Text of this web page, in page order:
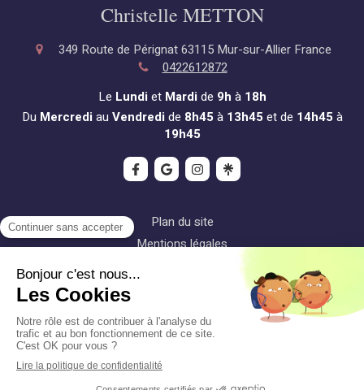
Christelle METTON
349 Route de Pérignat 63115 Mur-sur-Allier France
0422612872
Le Lundiet Mardide 9h à 18h
Du Mercrediau Vendredide 8h45 à 13h45 et de 14h45 à
19h45
Plan du site
Mentions légales
Conditions générales de vente
©2022 Christelle METTON - Reiki
Création et référencement du site par Simplébo
Site partenaire deLaFédérationdeReiki